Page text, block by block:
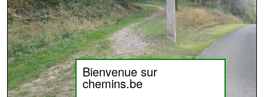
Bienvenue sur
chemins.be